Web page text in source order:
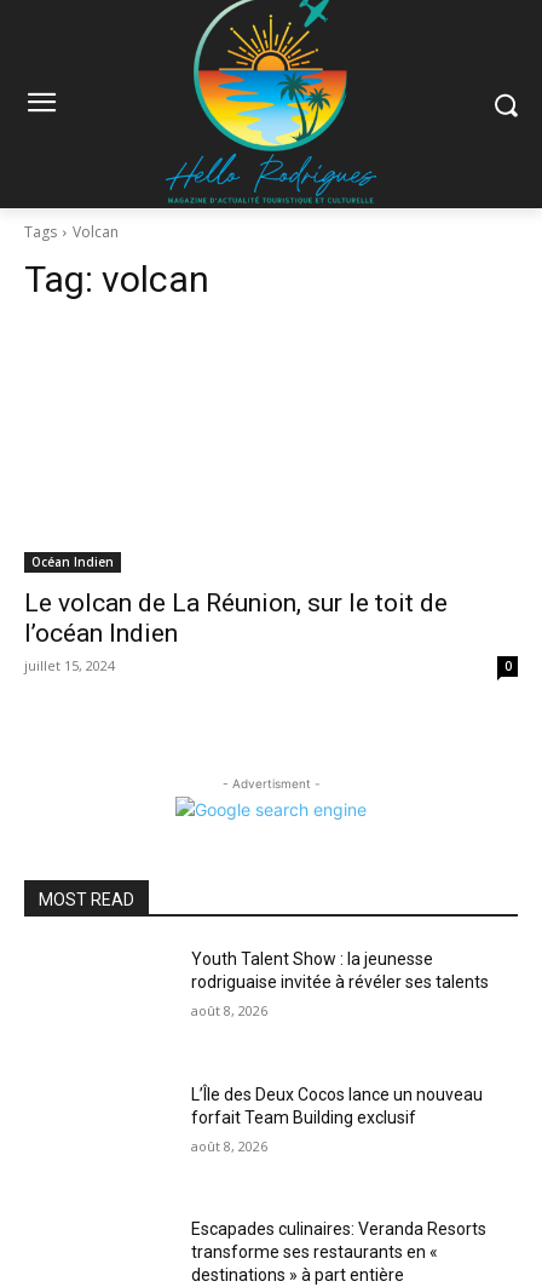
Tags Volcan
Tag: volcan
Océan Indien
Le volcan de La Réunion, sur le toit de
l’océan Indien
juillet 15, 2024 0
- Advertisment -
MOST READ
Youth Talent Show : la jeunesse
rodriguaise invitée à révéler ses talents
août 8, 2026
L’Île des Deux Cocos lance un nouveau
forfait Team Building exclusif
août 8, 2026
Escapades culinaires: Veranda Resorts
transforme ses restaurants en «
destinations » à part entière